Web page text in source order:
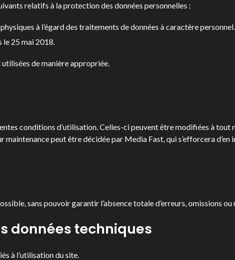
relatifs à la protection des données personnelles :
à l’égard des traitements de données à caractère personnel.
le 25 mai 2018.
de manière appropriée.
conditions d’utilisation. Celles-ci peuvent être modifiées à tout
maintenance peut être décidée par Media Fast, qui s’efforcera
sans pouvoir garantir l’absence totale d’erreurs, omissions ou
données techniques
à l’utilisation du site.